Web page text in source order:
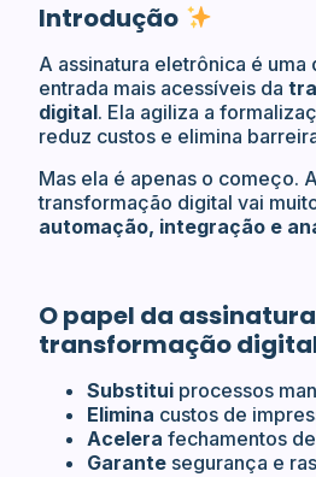
Introdução
A assinatura eletrônica é uma
entrada mais acessíveis da
digital. Ela agiliza a
reduz custos e elimina
Mas ela é apenas o começo.
transformação digital vai
automação, integração e
O papel da
transformação
Substitui processos
Elimina custos de
Acelerafechamentos
Garante segurança e